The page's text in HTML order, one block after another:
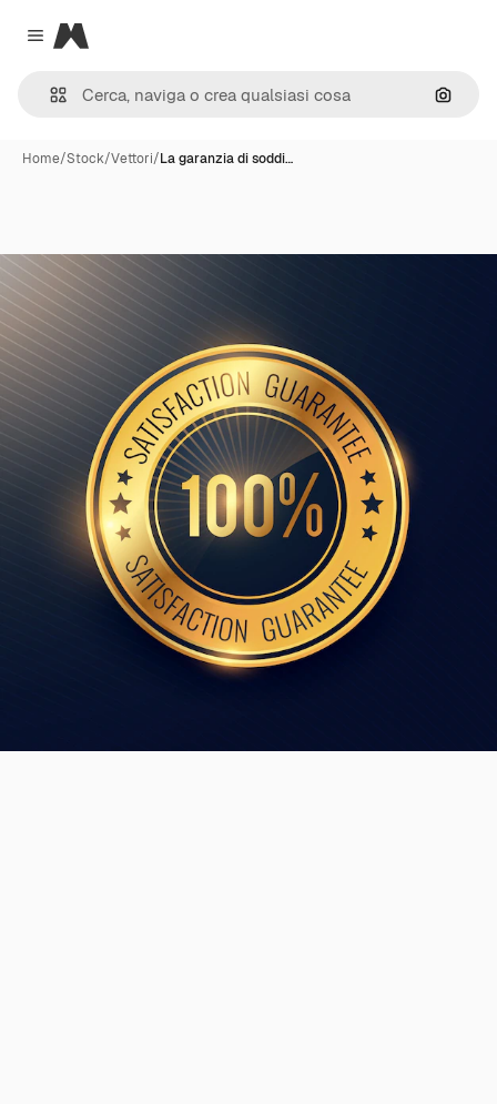
Close menu
Magnific
Cerca
Home/Stock/Vettori/La garanzia di soddi…